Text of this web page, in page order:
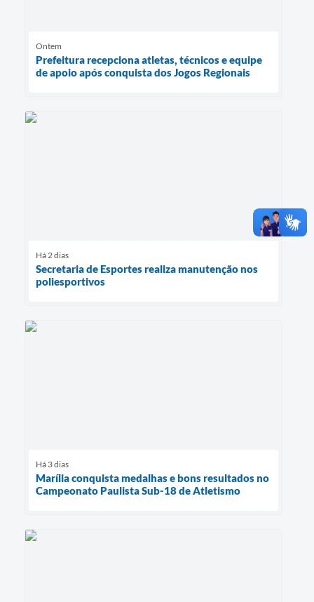
Ontem
Prefeitura recepciona atletas, técnicos e equipe
de apoio após conquista dos Jogos Regionais
Há 2 dias
Secretaria de Esportes realiza manutenção nos
poliesportivos
Há 3 dias
Marília conquista medalhas e bons resultados no
Campeonato Paulista Sub-18 de Atletismo